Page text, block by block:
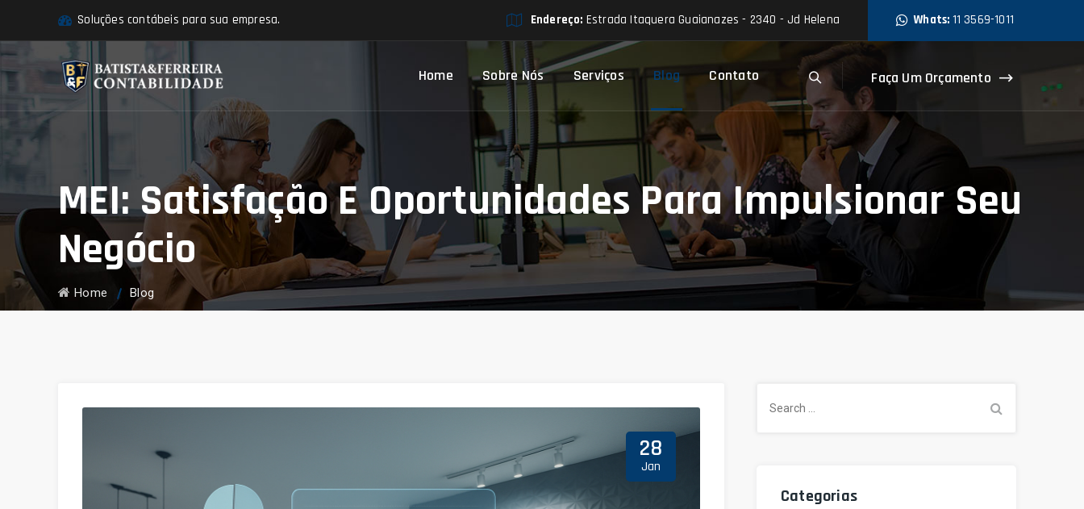
Soluções contábeis para sua empresa. Endereço: Estrada Itaquera Guaianazes - 2340 - Jd Helena Whats: 11 3569-1011
Home Sobre Nós Serviços Blog Contato Faça Um Orçamento
MEI: Satisfação E Oportunidades Para Impulsionar Seu
Negócio
Home Blog
28
Jan
for:
Categorias